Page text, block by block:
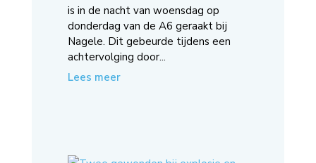
is in de nacht van woensdag op
donderdag van de A6 geraakt bij
Nagele. Dit gebeurde tijdens een
achtervolging door...
Lees meer